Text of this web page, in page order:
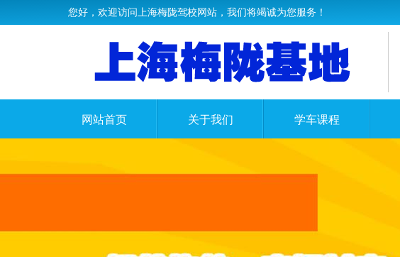
您好，欢迎访问上海梅陇驾校网站，我们将竭诚为您服务！
网站首页 关于我们 学车课程